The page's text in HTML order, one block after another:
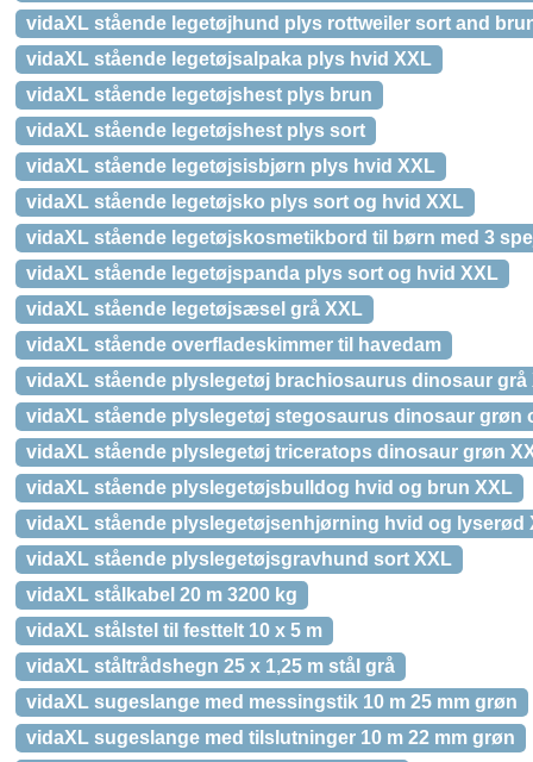
vidaXL stående legetøjhund plys rottweiler sort and
vidaXL stående legetøjsalpaka plys hvid XXL
vidaXL stående legetøjshest plys brun
vidaXL stående legetøjshest plys sort
vidaXL stående legetøjsisbjørn plys hvid XXL
vidaXL stående legetøjsko plys sort og hvid XXL
vidaXL stående legetøjskosmetikbord til børn med 3
vidaXL stående legetøjspanda plys sort og hvid XXL
vidaXL stående legetøjsæsel grå XXL
vidaXL stående overfladeskimmer til havedam
vidaXL stående plyslegetøj brachiosaurus dinosaur grå
vidaXL stående plyslegetøj stegosaurus dinosaur grøn
vidaXL stående plyslegetøj triceratops dinosaur grøn
vidaXL stående plyslegetøjsbulldog hvid og brun XXL
vidaXL stående plyslegetøjsenhjørning hvid og lyserød
vidaXL stående plyslegetøjsgravhund sort XXL
vidaXL stålkabel 20 m 3200 kg
vidaXL stålstel til festtelt 10 x 5 m
vidaXL ståltrådshegn 25 x 1,25 m stål grå
vidaXL sugeslange med messingstik 10 m 25 mm grøn
vidaXL sugeslange med tilslutninger 10 m 22 mm grøn